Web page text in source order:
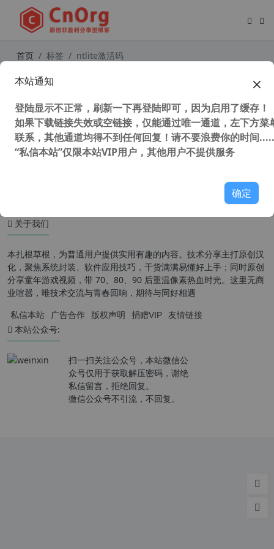
首页 标签 ntlite激活码
系统精简利器 NTLite v1.8.0 Build 67
关于我们
本扎根草根，为普通用户提供实用有趣的内容。技术分享主打原创汉
化，聚焦系统封装、软件应用技巧，干货满满易懂好上手；同时原创
分享童年游戏视频，带 70、80、90 后重温像素热血时光。这里无商
业喧嚣，唯技术交流与青春回响，期待与同好相遇
私信本站 广告合作 版权声明 捐赠VIP 友情链接
本站公众号:
扫一扫关注公众号，本站微信公
众号仅用于获取解压密码，谢绝
私信留言，拒绝回复。
微信公众号不引流，不回复。
本站通知
登陆显示不正常，刷新一下再登陆即可，因为启用了缓存！
如果下载链接失效或空链接，仅能通过唯一通道，左下方菜
联系，其他通道均得不到任何回复！请不要浪费你的时间
“私信本站”仅限本站VIP用户，其他用户不提供服务
确定